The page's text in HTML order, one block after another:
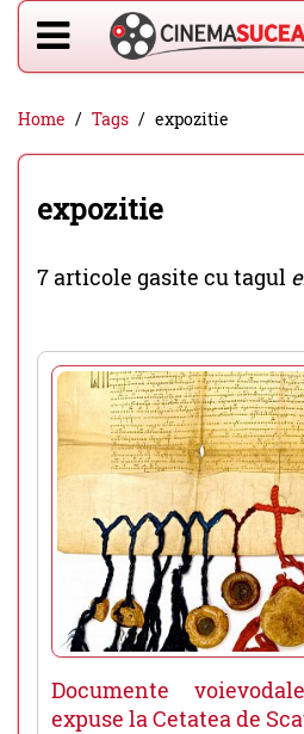
Home Tags expozitie
expozitie
7 articole gasite cu tagul
Documente
expuse la Cetatea de